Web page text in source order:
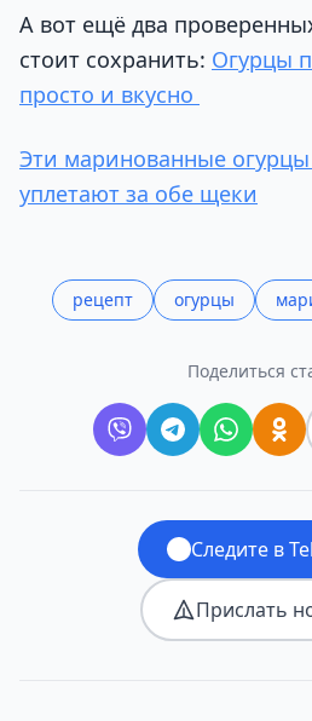
А вот ещё два
стоит сохранить: Огурцы
просто и вкусно
Эти маринованные
уплетают за обе щеки
рецепт огурцы
Поделиться
Следите в
Прислать